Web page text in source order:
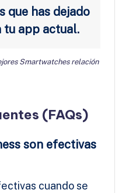
que has dejado
tu app actual.
Smartwatches relación
(FAQs)
son efectivas
cuando se